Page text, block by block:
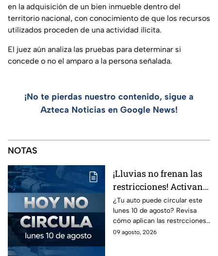
en la adquisición de un bien inmueble dentro del
territorio nacional, con conocimiento de que los recursos
utilizados proceden de una actividad ilícita.
El juez aún analiza las pruebas para determinar si
concede o no el amparo a la persona señalada.
¡No te pierdas nuestro contenido, sigue a
Azteca Noticias en Google News!
NOTAS
¡Lluvias no frenan las
restricciones! Activan
el Hoy No Circula para
estos automovilistas
este lunes
¿Tu auto puede circular este
lunes 10 de agosto? Revisa
cómo aplican las restrcciones
del Hoy No Circula en CDMX y
09 agosto, 2026